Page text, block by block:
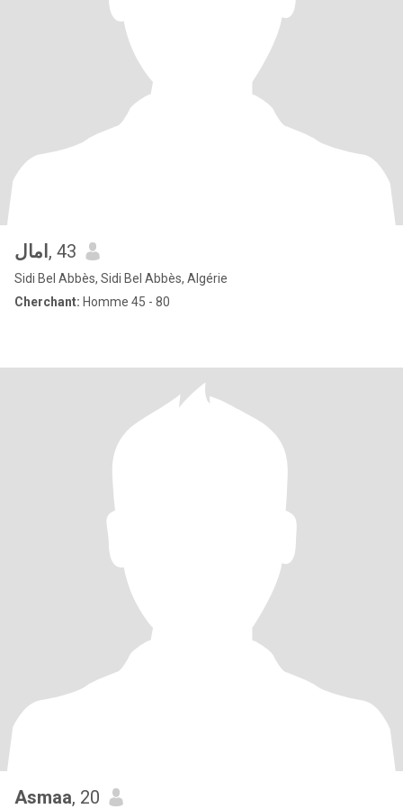
امال , 43
Sidi Bel Abbès, Sidi Bel Abbès, Algérie
Cherchant: Homme 45 - 80
Asmaa, 20